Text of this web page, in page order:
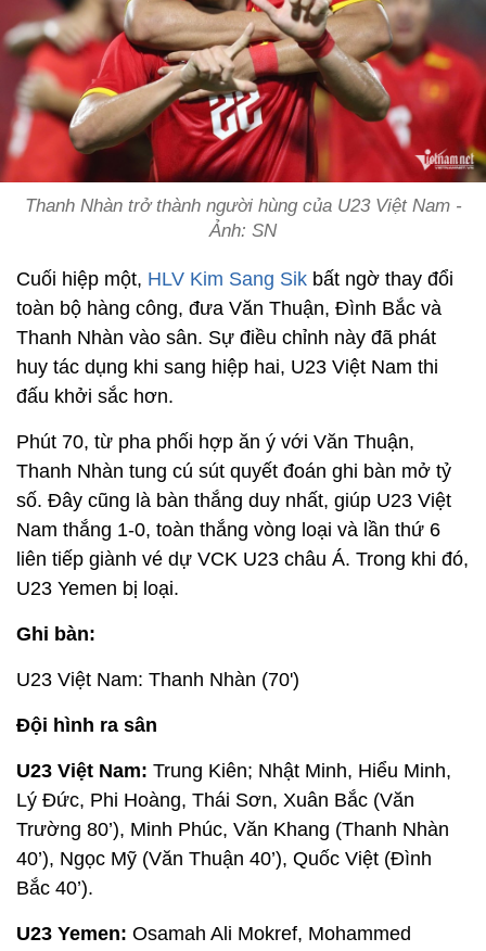
Thanh Nhàn trở thành người hùng của U23 Việt Nam -
Ảnh: SN
Cuối hiệp một, HLV Kim Sang Sik bất ngờ thay đổi
toàn bộ hàng công, đưa Văn Thuận, Đình Bắc và
Thanh Nhàn vào sân. Sự điều chỉnh này đã phát
huy tác dụng khi sang hiệp hai, U23 Việt Nam thi
đấu khởi sắc hơn.
Phút 70, từ pha phối hợp ăn ý với Văn Thuận,
Thanh Nhàn tung cú sút quyết đoán ghi bàn mở tỷ
số. Đây cũng là bàn thắng duy nhất, giúp U23 Việt
Nam thắng 1-0, toàn thắng vòng loại và lần thứ 6
liên tiếp giành vé dự VCK U23 châu Á. Trong khi đó,
U23 Yemen bị loại.
Ghi bàn:
U23 Việt Nam: Thanh Nhàn (70')
Đội hình ra sân
U23 Việt Nam: Trung Kiên; Nhật Minh, Hiểu Minh,
Lý Đức, Phi Hoàng, Thái Sơn, Xuân Bắc (Văn
Trường 80’), Minh Phúc, Văn Khang (Thanh Nhàn
40’), Ngọc Mỹ (Văn Thuận 40’), Quốc Việt (Đình
Bắc 40’).
U23 Yemen: Osamah Ali Mokref, Mohammed